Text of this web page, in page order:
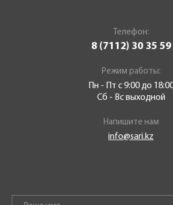
Телефон:
8 (7112) 30 35 59
Режим работы:
Пн - Пт с 9:00 до
Сб - Вс выходной
Напишите нам
info@sari.kz